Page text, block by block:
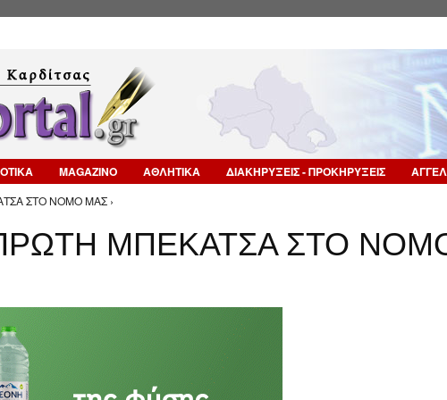
MAGAZINO ΑΘΛΗΤΙΚΑ ΔΙΑΚΗΡΥΞΕΙΣ - ΠΡΟΚΗΡΥΞΕΙΣ
ΣΤΟ ΝΟΜΟ ΜΑΣ ›
ΜΠΕΚΑΤΣΑ ΣΤΟ